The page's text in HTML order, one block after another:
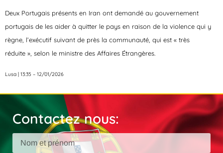
Deux Portugais présents en Iran ont demandé au gouvernement
portugais de les aider à quitter le pays en raison de la violence qui y
règne, l’exécutif suivant de près la communauté, qui est « très
réduite », selon le ministre des Affaires Étrangères.
Lusa | 13:35 – 12/01/2026
Contactez nous: